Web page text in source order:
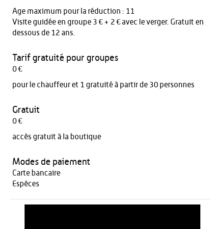
Age maximum pour la réduction : 11
Visite guidée en groupe 3 € + 2 € avec le verger. Gratuit en
dessous de 12 ans.
Tarif gratuité pour groupes
0 €
pour le chauffeur et 1 gratuité à partir de 30 personnes
Gratuit
0 €
accès gratuit à la boutique
Modes de paiement
Carte bancaire
Espèces